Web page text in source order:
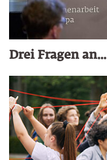
Drei Fragen an...